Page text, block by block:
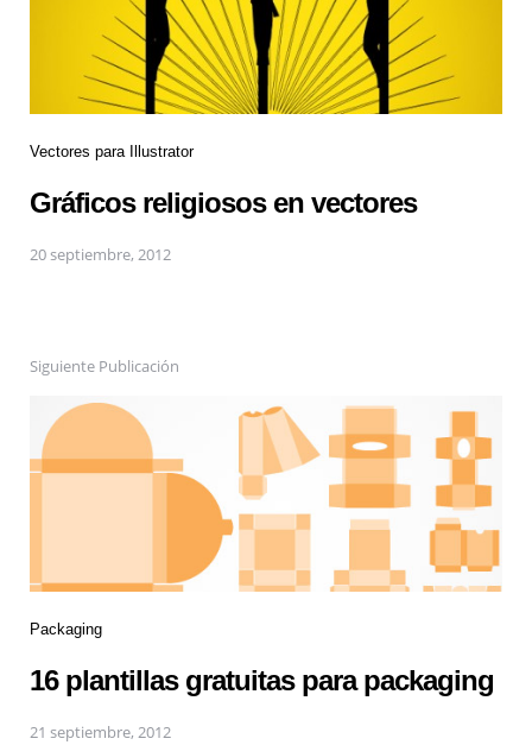
Vectores para Illustrator
Gráficos religiosos en vectores
20 septiembre, 2012
Siguiente Publicación
Packaging
16 plantillas gratuitas para packaging
21 septiembre, 2012